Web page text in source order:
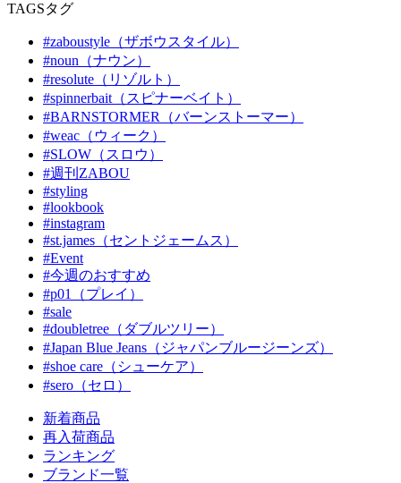
TAGSタグ
#zaboustyle（ザボウスタイル）
#noun（ナウン）
#resolute（リゾルト）
#spinnerbait（スピナーベイト）
#BARNSTORMER（バーンストーマー）
#weac（ウィーク）
#SLOW（スロウ）
#週刊ZABOU
#styling
#lookbook
#instagram
#st.james（セントジェームス）
#Event
#今週のおすすめ
#p01（プレイ）
#sale
#doubletree（ダブルツリー）
#Japan Blue Jeans（ジャパンブルージーンズ）
#shoe care（シューケア）
#sero（セロ）
新着商品
再入荷商品
ランキング
ブランド一覧